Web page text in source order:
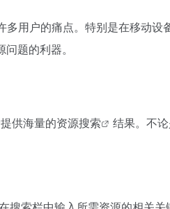
用户的痛点。特别是在移动设
题的利器。
供海量的资源搜索
结果。不